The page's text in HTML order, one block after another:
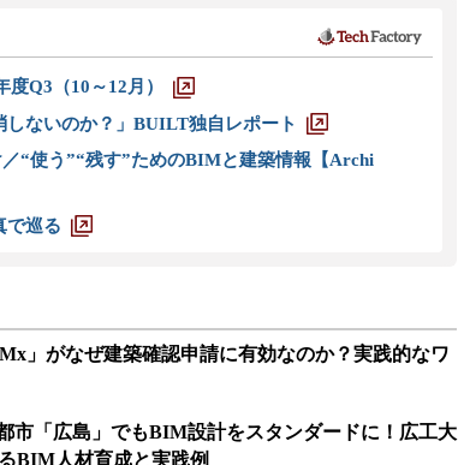
度Q3（10～12月）
しないのか？」BUILT独自レポート
“使う”“残す”ためのBIMと建築情報【Archi
で巡る
」がなぜ建築確認申請に有効なのか？実践的なワ
市「広島」でもBIM設計をスタンダードに！広工大
BIM人材育成と実践例